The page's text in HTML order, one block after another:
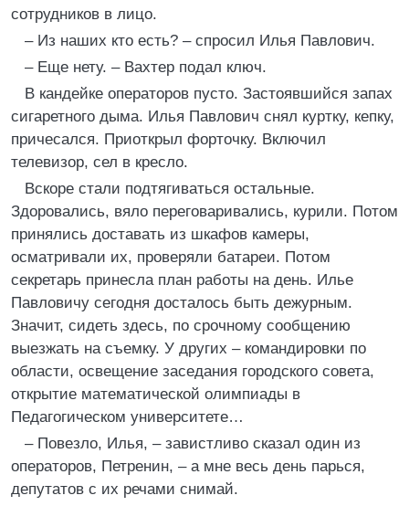
сотрудников в лицо.
– Из наших кто есть? – спросил Илья Павлович.
– Еще нету. – Вахтер подал ключ.
В кандейке операторов пусто. Застоявшийся запах
сигаретного дыма. Илья Павлович снял куртку, кепку,
причесался. Приоткрыл форточку. Включил
телевизор, сел в кресло.
Вскоре стали подтягиваться остальные.
Здоровались, вяло переговаривались, курили. Потом
принялись доставать из шкафов камеры,
осматривали их, проверяли батареи. Потом
секретарь принесла план работы на день. Илье
Павловичу сегодня досталось быть дежурным.
Значит, сидеть здесь, по срочному сообщению
выезжать на съемку. У других – командировки по
области, освещение заседания городского совета,
открытие математической олимпиады в
Педагогическом университете…
– Повезло, Илья, – завистливо сказал один из
операторов, Петренин, – а мне весь день парься,
депутатов с их речами снимай.